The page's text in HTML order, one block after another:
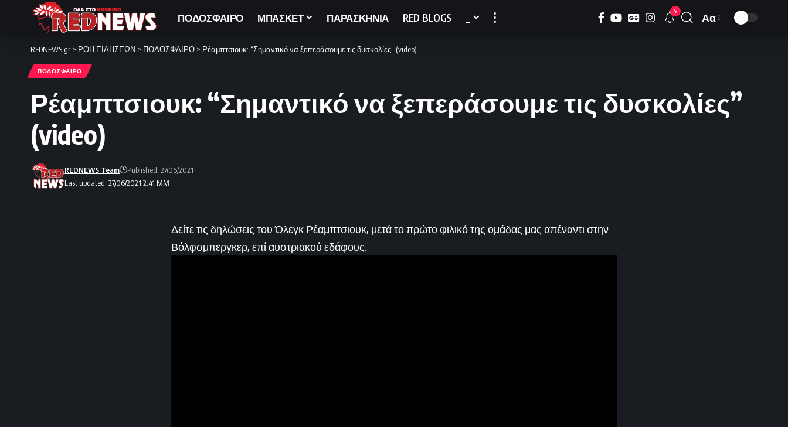
ΠΟΔΟΣΦΑΙΡΟ ΜΠΑΣΚΕΤ ΠΑΡΑΣΚΗΝΙΑ RED BLOGS 9
Font
Αα
REDNEWS.gr > ΡΟΗ ΕΙΔΗΣΕΩΝ > ΠΟΔΟΣΦΑΙΡΟ > Ρέαμπτσιουκ: “Σημαντικό να ξεπεράσουμε τις δυσκολίες” (video)
ΠΟΔΟΣΦΑΙΡΟ
Ρέαμπτσιουκ: “Σημαντικό να ξεπεράσουμε τις δυσκολίες”
(video)
Last updated: 27/06/2021 2:41 ΜΜ
REDNEWS Team Published: 27/06/2021
Δείτε τις δηλώσεις του Όλεγκ Ρέαμπτσιουκ, μετά το πρώτο φιλικό της ομάδας μας απέναντι στην
Βόλφσμπεργκερ, επί αυστριακού εδάφους.